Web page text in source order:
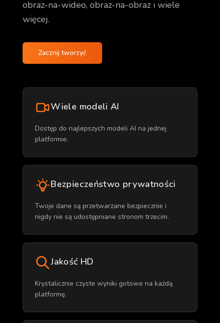
obraz-na-wideo, obraz-na-obraz i wiele
więcej.
Zacznij tworzyć
Wiele modeli AI
Dostęp do najlepszych modeli AI na jednej
platformie.
Bezpieczeństwo prywatności
Twoje dane są przetwarzane bezpiecznie i
nigdy nie są udostępniane stronom trzecim.
Jakość HD
Krystalicznie czyste wyniki gotowe na każdą
platformę.